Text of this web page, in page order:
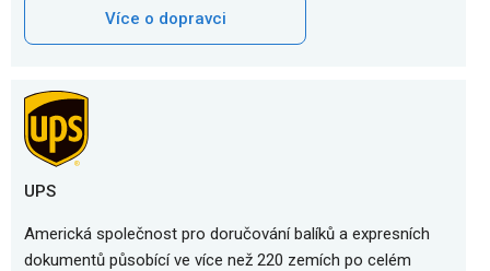
Více o dopravci
UPS
Americká společnost pro doručování balíků a expresních
dokumentů působící ve více než 220 zemích po celém